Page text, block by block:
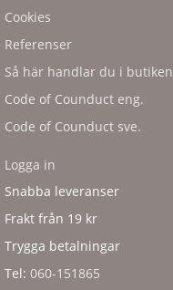
Cookies
Referenser
Så här handlar du i butiken
Code of Counduct eng.
Code of Counduct sve.
Logga in
Snabba leveranser
Frakt från 19 kr
Trygga betalningar
Tel: 060-151865